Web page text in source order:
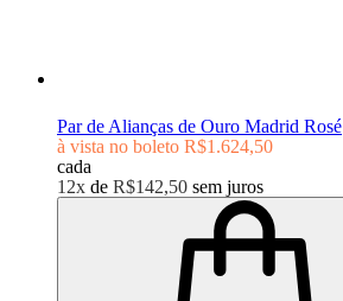
Par de Alianças de Ouro Madrid Rosé
à vista no boleto R$1.624,50
cada
12x de R$142,50 sem juros